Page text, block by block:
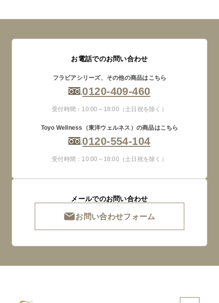
お電話でのお問い合わせ
フラビアシリーズ、その他の商品はこちら
0120-409-460
受付時間：10:00～18:00（土日祝を除く）
Toyo Wellness（東洋ウェルネス）の商品はこちら
0120-554-104
受付時間：10:00～18:00（土日祝を除く）
メールでのお問い合わせ
お問い合わせフォーム